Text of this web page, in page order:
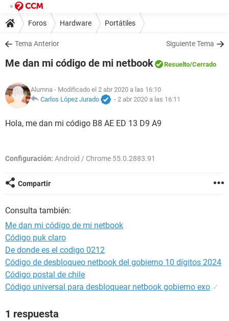
Foros Hardware Portátiles
Tema Anterior Siguiente Tema
Me dan mi código de mi netbook Resuelto/Cerrado
Alumna - Modificado el 2 abr 2020 a las 16:10
Carlos López Jurado
- 2 abr 2020 a las 16:11
Hola, me dan mi código B8 AE ED 13 D9 A9
Configuración: Android / Chrome 55.0.2883.91
Compartir
Consulta también:
Me dan mi código de mi netbook
Código puk claro
De donde es el codigo 0212
Código de desbloqueo netbook del gobierno 10 dígitos 2024
Código postal de chile
Código universal para desbloquear netbook gobierno exo ✓
1 respuesta